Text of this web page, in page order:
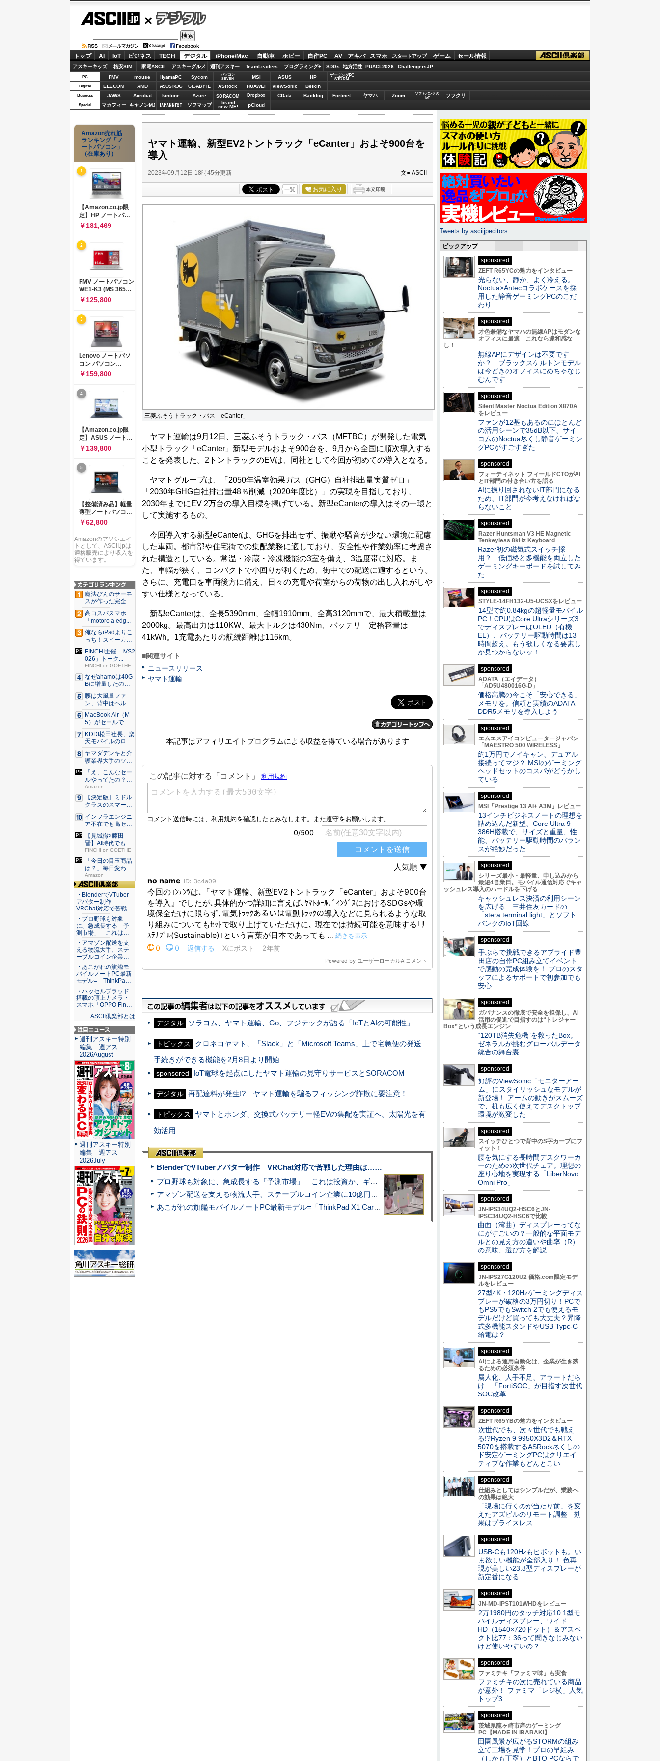
デジタル
トップ AI IoT ビジネス TECH デジタル iPhone/Mac 自動車 ホビー 自作PC AV アキバ スマホ スタートアップ ゲーム セール情報
アスキーキッズ 格安SIM 家電ASCII アスキーグルメ 週刊アスキー TeamLeaders プログラミング+ SDGs 地方活性 PUACL2026 ChallengersJP
PC FMV mouse iiyamaPC Sycom
パソコン
SEVEN
MSI ASUS HP ゲーミングPC
STORM
Digital ELECOM AMD ASUS ROG GIGABYTE ASRock HUAWEI ViewSonic Belkin
Business JAWS Acrobat kintone Azure SORACOM Dropbox CData Backlog Fortinet ヤマハ Zoom
ソフトバンクの
IoT
ソフクリ
Special マカフィー キヤノンMJ JAPANNEXT ソフマップ brand
new ME! pCloud
ヤマト運輸、新型EV2トントラック「eCanter」およそ900台を
導入
2023年09月12日 18時45分更新 文● ASCII
一覧 お気に入り
三菱ふそうトラック・バス「eCanter」
ヤマト運輸は9月12日、三菱ふそうトラック・バス（MFTBC）が開発した電気
小型トラック「eCanter」新型モデルおよそ900台を、9月から全国に順次導入する
ことを発表した。2トントラックのEVは、同社として今回が初めての導入となる。
ヤマトグループは、「2050年温室効果ガス（GHG）自社排出量実質ゼロ」
「2030年GHG自社排出量48％削減（2020年度比）」の実現を目指しており、
2030年までにEV 2万台の導入目標を掲げている。新型eCanterの導入はその一環と
して実施するもの。
今回導入する新型eCanterは、GHGを排出せず、振動や騒音が少ない環境に配慮
した車両。都市部や住宅街での集配業務に適しており、安全性や作業効率に考慮さ
れた構造としている。常温・冷蔵・冷凍機能の3室を備え、3温度帯に対応。ま
た、車幅が狭く、コンパクトで小回りが利くため、街中での配送に適するという。
さらに、充電口を車両後方に備え、日々の充電や荷室からの荷物の出し入れがしや
すい仕様となっている。
新型eCanterは、全長5390mm、全幅1910mm、全高3120mmで、最大積載量は
2000kg。最高出力は110KW、最大トルクは430Nm、バッテリー定格容量は
41kWh。1充電あたりの航続距離は116km。
■関連サイト
ニュースリリース
ヤマト運輸
本記事はアフィリエイトプログラムによる収益を得ている場合があります
デジタル ソラコム、ヤマト運輸、Go、フジテックが語る「IoTとAIの可能性」
トピックス
クロネコヤマト、「Slack」と「Microsoft Teams」上で宅急便の発送
手続きができる機能を2月8日より開始
sponsored IoT電球を起点にしたヤマト運輸の見守りサービスとSORACOM
デジタル 再配達料が発生!? ヤマト運輸を騙るフィッシング詐欺に要注意！
トピックス
ヤマトとホンダ、交換式バッテリー軽EVの集配を実証へ。太陽光を有
効活用
BlenderでVTuberアバター制作 VRChat対応で苦戦した理由は……
プロ野球も対象に、急成長する「予測市場」 これは投資か、ギャンブルか
アマゾン配送を支える物流大手、ステーブルコイン企業に10億円投資のワケ
あこがれの旗艦モバイルノートPC最新モデル=「ThinkPad X1 Carbon Gen 14 Aura Edition」実機レビュー
Amazon売れ筋
ランキング「ノ
ートパソコン」
（在庫あり）
1
【Amazon.co.jp限
定】HP ノートパソ
コン 15-fd 15.6イン
チ インテル Core 5
120U メモリ16GB
SSD512GB
Windows 11
Microsoft Office
2024搭載 WPS
Office搭載 カメラシ
ャッター 指紋認証 薄
型 Copilotキー搭載
ナチュラルシルバー
￥181,469
2
FMV ノートパソコン
WE1-K3 (MS 365
Personal/Copilotキ
ー搭載/Win 11/15.6
型/Core
i5/16GB/SSD
512GB/ホワイト)
FMVWK3E15W_AZ
￥125,800
3
Lenovo ノートパソ
コン パソコン
IdeaPad Slim 3 14.0
インチ AMD
Ryzen™ 5 8640HS
メモリ16GB
SSD512GB
Microsoft 365 試用
版 Windows11 バッ
テリー駆動12.6時間
重量1.39kg ルナグレ
ー 83K9003JJP ノー
トPC
￥159,800
4
【Amazon.co.jp限
定】ASUS ノートパ
ソコン Vivobook 15
M1502NAQ 15.6イ
ンチ AMD Ryzen 7
170 メモリ16GB
SSD 512GB
Microsoft 365
Personal (24か月版)
搭載 Windows 11 重
量1.7kg Wi-Fi 6E ク
ワイエットブルー
M1502NAQ-
￥139,800
5
【整備済み品】軽量
薄型ノートパソコン
dynabook G83 ■
13.3型
FHD(1920x1080) -
高性能第11世代Core
i5-1135G7 - メモリ
16GB - SSD 256GB
USB Type-C - MS
Office 2021 - Win11
搭載
￥62,800
Amazonのアソシエイ
トとして、ASCII.jpは
適格販売により収入を
得ています。
魔法びんのサーモ
スが作った完全遮
光100...
高コスパスマホ
「motorola edg...
俺ならiPadよりこ
っち！スピーカー
9個...
FINCHI主催「IVS2
026」トーク...
FINCHI on GOETHE
なぜahamoは40G
Bに増量したの
か ...
腰は大風量ファ
ン、背中はペルチ
ェ冷却。ダ...
MacBook Air（M
5）がセールで...
KDDI松田社長、楽
天モバイルのロー
ミン...
ヤマダデンキと介
護業界大手のツク
イが協業...
「え、こんなセー
ルやってたの？」
80％O...
Amazon
【決定版】ミドル
クラスのスマート
フォンの...
インフラエンジニ
ア不在でも高セキ
ュリティ...
【見城徹×藤田
晋】AI時代でも変
わらない...
FINCHI on GOETHE
「今日の目玉商品
は？」毎日変わる
Amaz...
Amazon
ASCII倶楽部
・BlenderでVTuber
アバター制作
VRChat対応で苦戦…
・プロ野球も対象
に、急成長する「予
測市場」 これは…
・アマゾン配送を支
える物流大手、ステ
ーブルコイン企業…
・あこがれの旗艦モ
バイルノートPC最新
モデル=「ThinkPa…
・ハッセルブラッド
搭載の頂上カメラ・
スマホ「OPPO Fin…
ASCII倶楽部とは
注目ニュース
週刊アスキー特別
編集 週アス
2026August
週刊アスキー特別
編集 週アス
2026July
Tweets by asciijpeditors
ピックアップ
sponsored
ZEFT R65YCの魅力をインタビュー
光らない、静か、よく冷える。
Noctua×Antecコラボケースを採
用した静音ゲーミングPCのこだ
わり
sponsored
才色兼備なヤマハの無線APはモダンな
オフィスに最適 これなら違和感な
し！
無線APにデザインは不要です
か？ ブラックスケルトンモデル
は今どきのオフィスにめちゃなじ
むんです
sponsored
Silent Master Noctua Edition X870A
をレビュー
ファンが12基もあるのにほとんど
の活用シーンで35dB以下、サイ
コムのNoctua尽くし静音ゲーミン
グPCがすごすぎた
sponsored
フォーティネット フィールドCTOがAI
とIT部門の付き合い方を語る
AIに振り回されないIT部門になる
ため、IT部門が今考えなければな
らないこと
sponsored
Razer Huntsman V3 HE Magnetic
Tenkeyless 8kHz Keyboard
Razer初の磁気式スイッチ採
用？ 低価格と多機能を両立した
ゲーミングキーボードを試してみ
た
sponsored
STYLE-14FH132-U5-UCSXをレビュー
14型で約0.84kgの超軽量モバイル
PC！CPUはCore Ultraシリーズ3
でディスプレーはOLED（有機
EL）、バッテリー駆動時間は13
時間超え。もう欲しくなる要素し
か見つからないッ！
sponsored
ADATA（エイデータ）
「AD5U480016G-D」
価格高騰の今こそ「安心できる」
メモリを。信頼と実績のADATA
DDR5メモリを導入しよう
sponsored
エムエスアイコンピュータージャパン
「MAESTRO 500 WIRELESS」
約1万円でノイキャン、デュアル
接続ってマジ？ MSIのゲーミング
ヘッドセットのコスパがどうかし
ている
sponsored
MSI「Prestige 13 AI+ A3M」レビュー
13インチビジネスノートの理想を
詰め込んだ新型、Core Ultra 9
386H搭載で、サイズと重量、性
能、バッテリー駆動時間のバラン
スが絶妙だった
sponsored
シリーズ最小・最軽量、申し込みから
最短4営業日。モバイル通信対応でキャ
ッシュレス導入のハードルを下げる
キャッシュレス決済の利用シーン
を広げる 三井住友カードの
「stera terminal light」とソフト
バンクのIoT回線
sponsored
手ぶらで挑戦できるアプライド豊
田店の自作PC組み立てイベント
で感動の完成体験を！ プロのスタ
ッフによるサポートで初参加でも
安心
sponsored
ガバナンスの徹底で安全を担保し、AI
活用の促進で目指すのは“トレジャー
Box”という成長エンジン
“120TB消失危機”を救ったBox。
ゼネラルが挑むグローバルデータ
統合の舞台裏
sponsored
好評のViewSonic「モニターアー
ム」にスタイリッシュなモデルが
新登場！ アームの動きがスムーズ
で、机も広く使えてデスクトップ
環境が激変した
sponsored
スイッチひとつで背中のS字カーブにフ
ィット！
腰を気にする長時間デスクワーカ
ーのための次世代チェア。理想の
座り心地を実現する「LiberNovo
Omni Pro」
sponsored
JN-IPS34UQ2-HSC6とJN-
IPSC34UQ2-HSC6で比較
曲面（湾曲）ディスプレーってな
にがすごいの？一般的な平面モデ
ルとの見え方の違いや曲率（R）
の意味、選び方を解説
sponsored
JN-IPS27G120U2 価格.com限定モデ
ルをレビュー
27型4K・120Hzゲーミングディス
プレーが破格の3万円切り！PCで
もPS5でもSwitch 2でも使えるモ
デルだけど買っても大丈夫？昇降
式多機能スタンドやUSB Typc-C
給電は？
sponsored
AIによる運用自動化は、企業が生き残
るための必須条件
属人化、人手不足、アラートだら
け 「FortiSOC」が目指す次世代
SOC改革
sponsored
ZEFT R65YBの魅力をインタビュー
次世代でも、次々世代でも戦え
る!?Ryzen 9 9950X3D2＆RTX
5070を搭載するASRock尽くしの
ド安定ゲーミングPCはクリエイ
ティブな作業もどんとこい
sponsored
仕組みとしてはシンプルだが、業務へ
の効果は絶大
「現場に行くのが当たり前」を変
えたアズビルのリモート調整 効
果はプライスレス
sponsored
USB-Cも120Hzもピボットも。い
ま欲しい機能が全部入り！ 色再
現が美しい23.8型ディスプレーが
新定番になる
sponsored
JN-MD-IPST101WHDをレビュー
2万1980円のタッチ対応10.1型モ
バイルディスプレー、ワイド
HD（1540×720ドット）＆アスペ
クト比77：36って聞きなじみない
けど使いやすいの？
sponsored
ファミチキ「ファミマ味」も実食
ファミチキの次に売れている商品
が意外！ ファミマ「レジ横」人気
トップ3
sponsored
茨城県龍ヶ崎市産のゲーミング
PC【MADE IN IBARAKI】
田園風景が広がるSTORMの組み
立て工場を見学！プロの早組み
（しかも丁寧）とBTO PCならで